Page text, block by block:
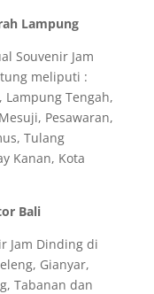
Lampung
Souvenir Jam
meliputi :
Lampung Tengah,
Pesawaran,
Tulang
Kanan, Kota
Bali
Jam Dinding di
Gianyar,
Tabanan dan